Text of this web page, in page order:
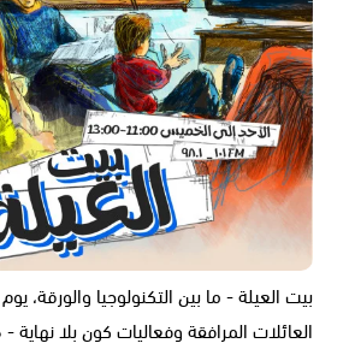
بيت العيلة - ما بين التكنولوجيا والورقة،
العائلات المرافقة وفعاليات كون بلا نهاية - 30.07.2026